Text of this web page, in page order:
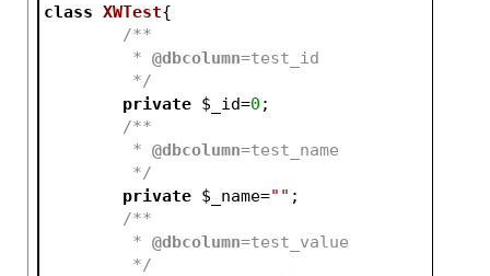
class XWTest{
/**
	 *
@dbcolumn=test_id
	 */
private $_id=0 ;
/**
	 *
@dbcolumn=test_name
	 */
private $_name="" ;
/**
	 *
@dbcolumn=test_value
	 */